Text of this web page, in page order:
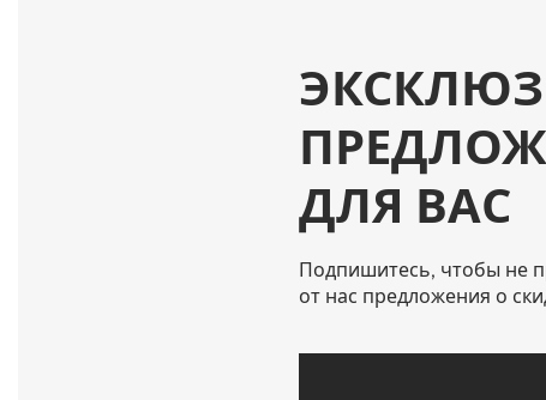
ДЛЯ ВАС
Подпишитесь, чтобы не
от нас предложения о